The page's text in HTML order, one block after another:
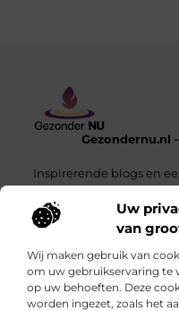
Uw
van
Wij maken gebruik van
om uw gebruikservaring te
op uw behoeften. Deze
worden ingezet, zoals het
Gezondernu.nl
Inspirerende blogs en
balans en
Onze informatie
Bericht categorie